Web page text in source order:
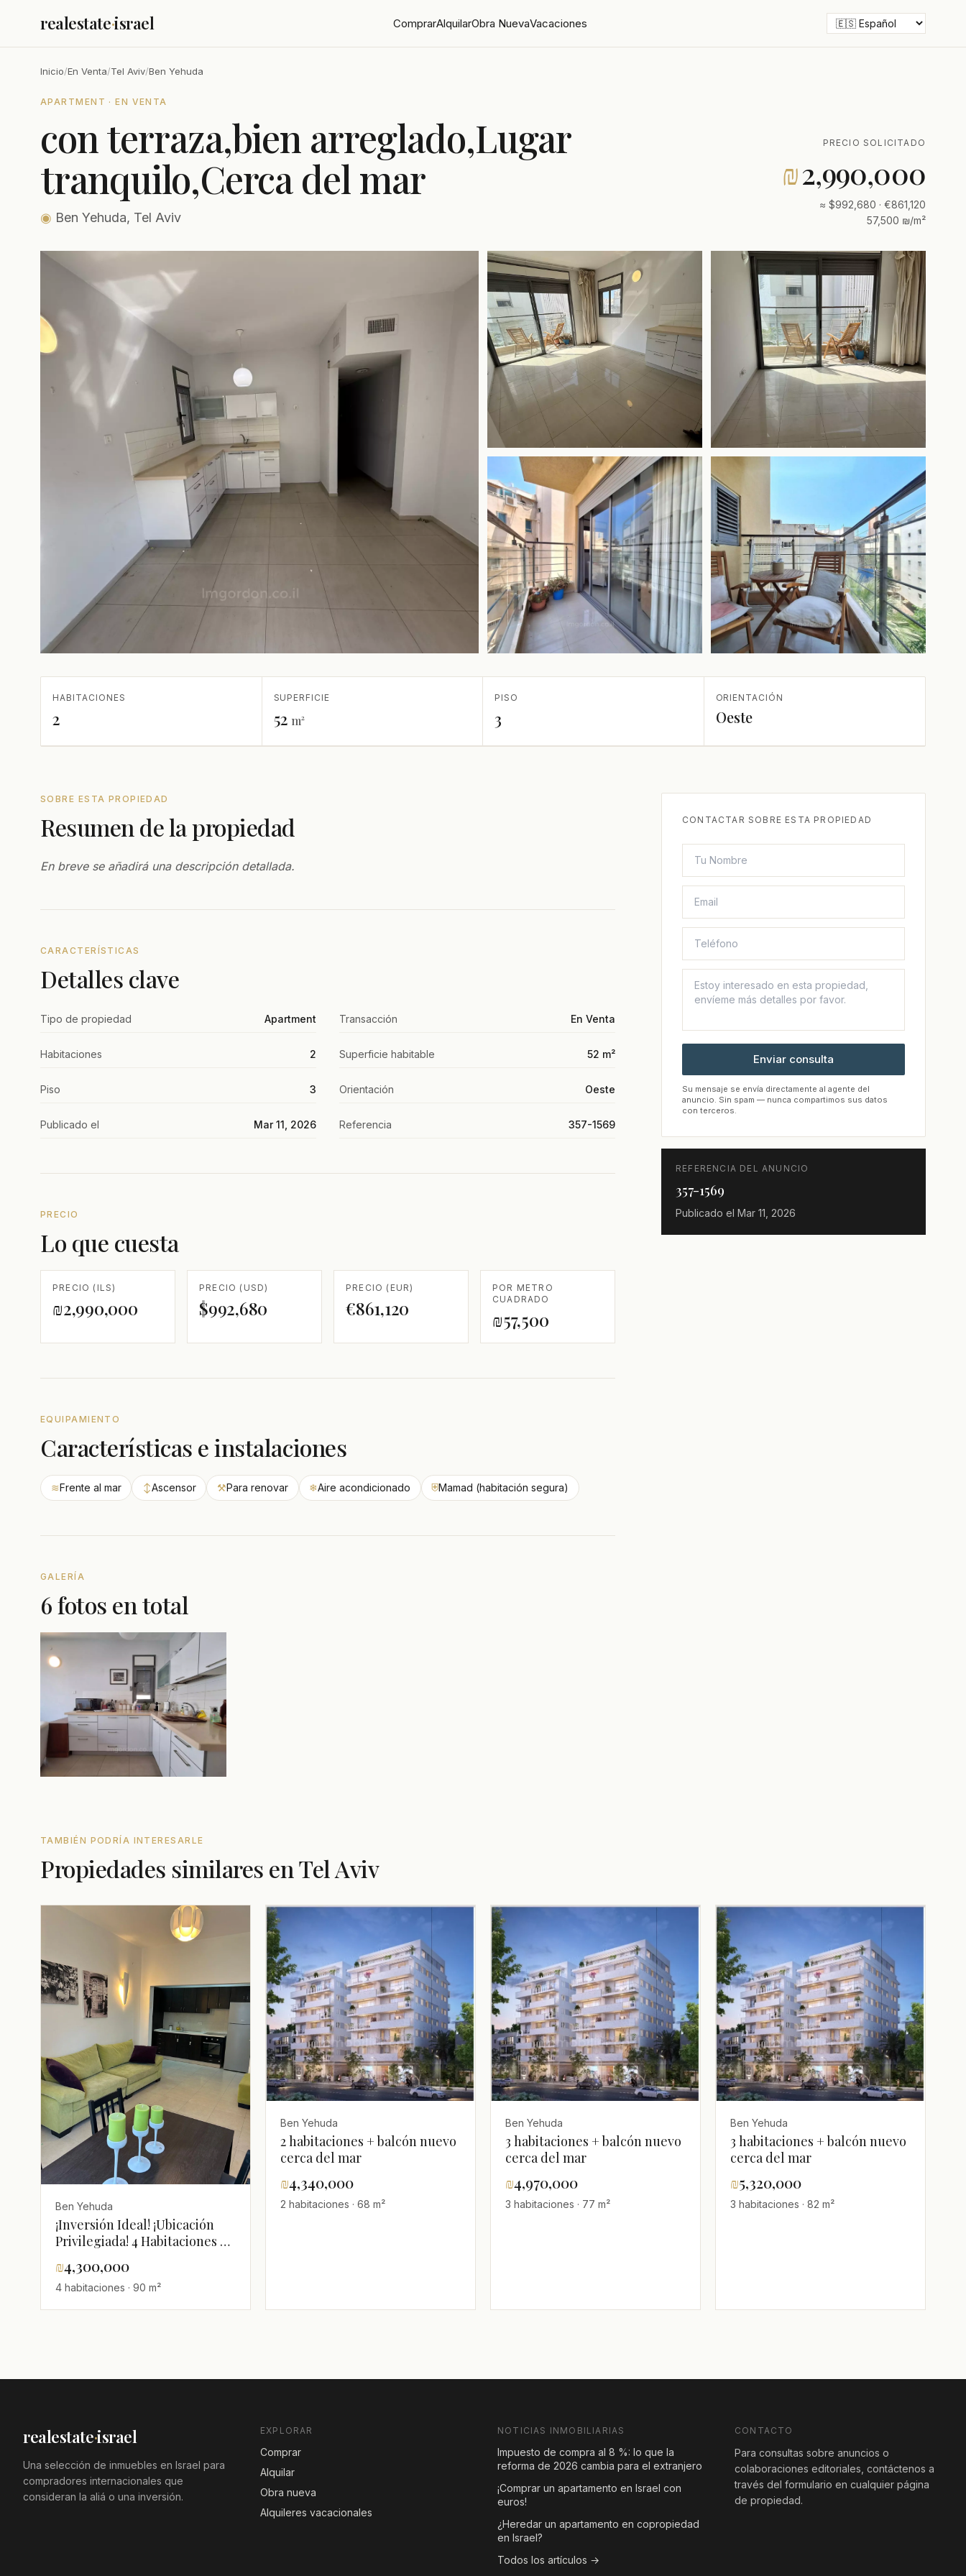
realestate·israel ComprarAlquilarObra NuevaVacaciones
Inicio/En Venta/Tel Aviv/Ben Yehuda
APARTMENT · EN VENTA
con terraza,bien arreglado,Lugar
tranquilo,Cerca del mar
◉ Ben Yehuda, Tel Aviv
PRECIO SOLICITADO
₪2,990,000
≈ $992,680 · €861,120
57,500 ₪/m²
HABITACIONES
2
SUPERFICIE
52 m²
PISO
3
ORIENTACIÓN
Oeste
SOBRE ESTA PROPIEDAD
Resumen de la propiedad
En breve se añadirá una descripción detallada.
CARACTERÍSTICAS
Detalles clave
Tipo de propiedad Apartment Transacción En Venta
Habitaciones 2 Superficie habitable 52 m²
Piso 3 Orientación Oeste
Publicado el Mar 11, 2026 Referencia 357-1569
PRECIO
Lo que cuesta
PRECIO (ILS)
₪2,990,000
PRECIO (USD)
$992,680
PRECIO (EUR)
€861,120
POR METRO
CUADRADO
₪57,500
EQUIPAMIENTO
Características e instalaciones
≋Frente al mar ↕Ascensor ⚒Para renovar ❄Aire acondicionado ⛨Mamad (habitación segura)
GALERÍA
6 fotos en total
CONTACTAR SOBRE ESTA PROPIEDAD
Enviar consulta
Su mensaje se envía directamente al agente del
anuncio. Sin spam — nunca compartimos sus datos
con terceros.
REFERENCIA DEL ANUNCIO
357-1569
Publicado el Mar 11, 2026
TAMBIÉN PODRÍA INTERESARLE
Propiedades similares en Tel Aviv
Ben Yehuda
¡Inversión Ideal! ¡Ubicación
Privilegiada! 4 Habitaciones en
Yehuda, Tel Aviv
₪4,300,000
4 habitaciones · 90 m²
Ben Yehuda
2 habitaciones + balcón nuevo
cerca del mar
₪4,340,000
2 habitaciones · 68 m²
Ben Yehuda
3 habitaciones + balcón nuevo
cerca del mar
₪4,970,000
3 habitaciones · 77 m²
Ben Yehuda
3 habitaciones + balcón nuevo
cerca del mar
₪5,320,000
3 habitaciones · 82 m²
realestate·israel
Una selección de inmuebles en Israel para
compradores internacionales que
consideran la aliá o una inversión.
EXPLORAR
Comprar
Alquilar
Obra nueva
Alquileres vacacionales
NOTICIAS INMOBILIARIAS
Impuesto de compra al 8 %: lo que la
reforma de 2026 cambia para el extranjero
¡Comprar un apartamento en Israel con
euros!
¿Heredar un apartamento en copropiedad
en Israel?
Todos los artículos →
CONTACTO
Para consultas sobre anuncios o
colaboraciones editoriales, contáctenos a
través del formulario en cualquier página
de propiedad.